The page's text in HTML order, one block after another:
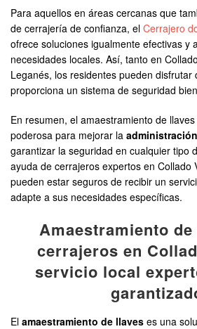
Para aquellos en áreas cercanas que
de cerrajería de confianza, el Cerrajero
ofrece soluciones igualmente efectivas y
necesidades locales. Así, tanto en
Leganés, los residentes pueden disfrutar
proporciona un sistema de seguridad
En resumen, el amaestramiento de
poderosa para mejorar la administración
garantizar la seguridad en cualquier tipo
ayuda de cerrajeros expertos en Collado
pueden estar seguros de recibir un
adapte a sus necesidades específicas.
Amaestramiento
cerrajeros en
servicio local
El amaestramiento de llaves es una